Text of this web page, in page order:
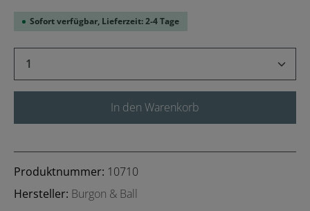
Sofort verfügbar, Lieferzeit: 2-4 Tage
Produkt Anzahl: Gib den gewünschten
In den Warenkorb
Produktnummer: 10710
Hersteller: Burgon & Ball